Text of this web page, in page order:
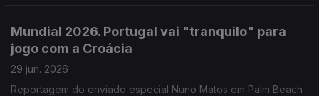
Mundial 2026. Portugal vai "tranquilo" para
jogo com a Croácia
29 jun. 2026
Reportagem do enviado especial Nuno Matos em Palm Beach